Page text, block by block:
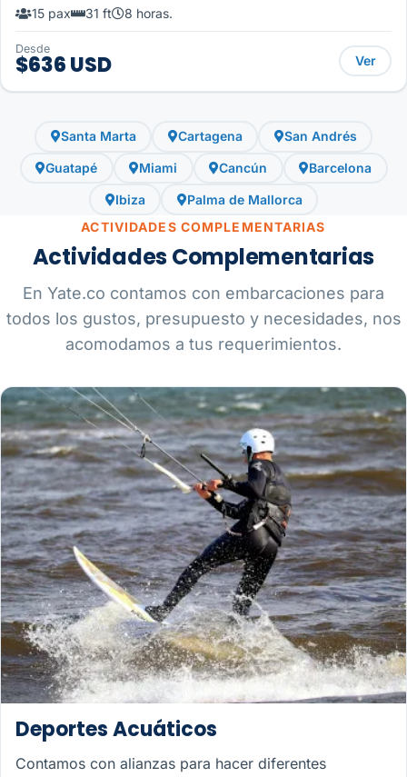
15 pax 31 ft 8 horas.
Desde
$636 USD Ver
Santa Marta Cartagena San Andrés
Guatapé Miami Cancún Barcelona
Ibiza
Palma de Mallorca
ACTIVIDADES COMPLEMENTARIAS
Actividades Complementarias
En Yate.co contamos con embarcaciones para
todos los gustos, presupuesto y necesidades, nos
acomodamos a tus requerimientos.
Deportes Acuáticos
Contamos con alianzas para hacer diferentes